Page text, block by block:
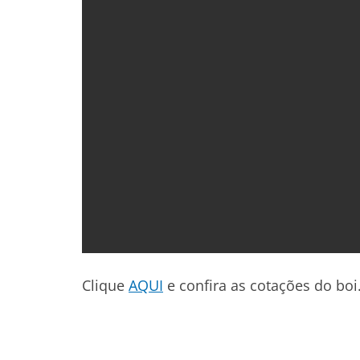
Clique AQUI e confira as cotações do